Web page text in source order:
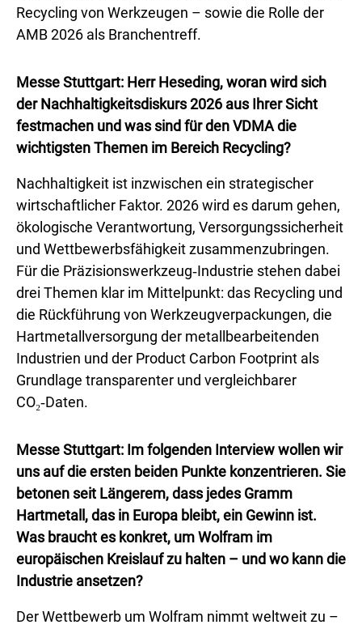
Recycling von Werkzeugen – sowie die Rolle der
AMB 2026 als Branchentreff.
Messe Stuttgart: Herr Heseding, woran wird sich
der Nachhaltigkeitsdiskurs 2026 aus Ihrer Sicht
festmachen und was sind für den VDMA die
wichtigsten Themen im Bereich Recycling?
Nachhaltigkeit ist inzwischen ein strategischer
wirtschaftlicher Faktor. 2026 wird es darum gehen,
ökologische Verantwortung, Versorgungssicherheit
und Wettbewerbsfähigkeit zusammenzubringen.
Für die Präzisionswerkzeug‑Industrie stehen dabei
drei Themen klar im Mittelpunkt: das Recycling und
die Rückführung von Werkzeugverpackungen, die
Hartmetallversorgung der metallbearbeitenden
Industrien und der Product Carbon Footprint als
Grundlage transparenter und vergleichbarer
CO₂‑Daten.
Messe Stuttgart: Im folgenden Interview wollen wir
uns auf die ersten beiden Punkte konzentrieren. Sie
betonen seit Längerem, dass jedes Gramm
Hartmetall, das in Europa bleibt, ein Gewinn ist.
Was braucht es konkret, um Wolfram im
europäischen Kreislauf zu halten – und wo kann die
Industrie ansetzen?
Der Wettbewerb um Wolfram nimmt weltweit zu –